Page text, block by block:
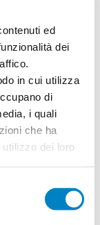
ed
dei
in cui utilizza
di
i quali
che ha
dei loro
da 2.2€ + IVA